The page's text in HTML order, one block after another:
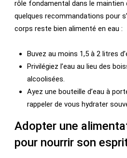
rôle fondamental dans le
quelques recommandations pour
corps reste bien alimenté en eau :
Buvez au moins 1,5 à 2 litres
Privilégiez l’eau au lieu des
alcoolisées.
Ayez une bouteille d’eau à
rappeler de vous hydrater
Adopter une
pour nourrir son